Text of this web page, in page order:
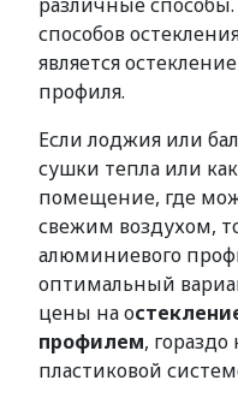
способов
является
профиля.
Если лоджия или
сушки тепла или
помещение, где
свежим воздухом,
алюминиевого
оптимальный
цены на о
профилем,
пластиковой